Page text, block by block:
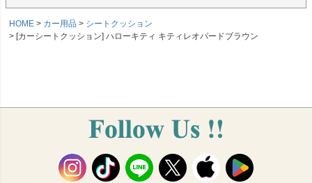
HOME カー用品
シートクッション
[カーシートクッション] ハローキティ キティレオパードブラウン